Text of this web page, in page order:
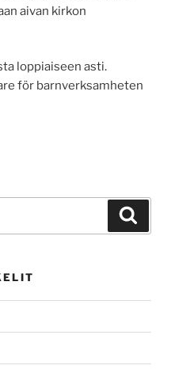
aivan kirkon
loppiaiseen asti.
för barnverksamheten